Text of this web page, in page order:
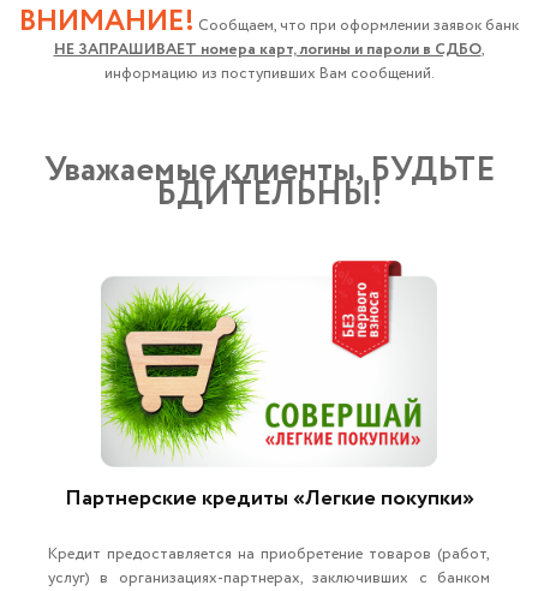
ВНИМАНИЕ! Сообщаем, что при оформлении заявок банк
НЕ ЗАПРАШИВАЕТ номера карт, логины и пароли в СДБО,
информацию из поступивших Вам сообщений.
Уважаемые клиенты, БУДЬТЕ
БДИТЕЛЬНЫ!
Партнерские кредиты «Легкие покупки»
Кредит предоставляется на приобретение товаров (работ,
услуг) в организациях-партнерах, заключивших с банком